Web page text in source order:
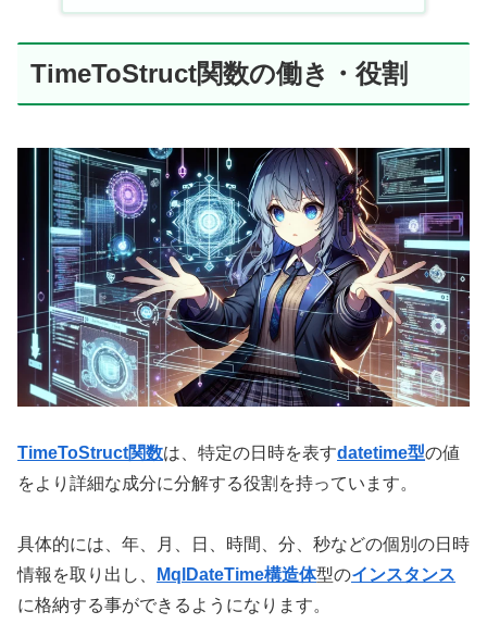
TimeToStruct関数の働き・役割
TimeToStruct関数は、特定の日時を表すdatetime型の値
をより詳細な成分に分解する役割を持っています。
具体的には、年、月、日、時間、分、秒などの個別の日時
情報を取り出し、
MqlDateTime構造体型のインスタンス
に格納する事ができるようになります。